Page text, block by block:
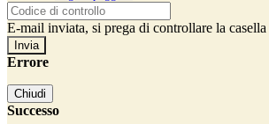
E-mail inviata, si prega di controllare la
Errore
Chiudi
Successo